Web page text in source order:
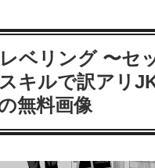
ベリング 〜セ
キルで訳アリ
無料画像